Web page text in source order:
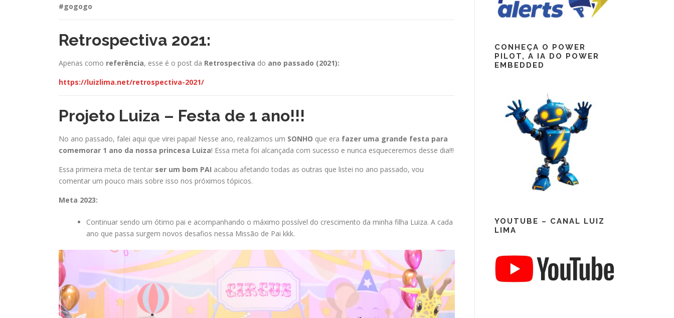
#gogogo
Retrospectiva 2021:
Apenas como referência, esse é o post da Retrospectiva do ano passado (2021):
https://luizlima.net/retrospectiva-2021/
Projeto Luiza – Festa de 1 ano!!!
No ano passado, falei aqui que virei papai! Nesse ano, realizamos um SONHO que era fazer uma grande festa para
comemorar 1 ano da nossa princesa Luiza! Essa meta foi alcançada com sucesso e nunca esqueceremos desse dia!!!
Essa primeira meta de tentar ser um bom PAI acabou afetando todas as outras que listei no ano passado, vou
comentar um pouco mais sobre isso nos próximos tópicos.
Meta 2023:
Continuar sendo um ótimo pai e acompanhando o máximo possível do crescimento da minha filha Luiza. A cada
ano que passa surgem novos desafios nessa Missão de Pai kkk.
CONHEÇA O POWER
PILOT, A IA DO POWER
EMBEDDED
YOUTUBE – CANAL LUIZ
LIMA